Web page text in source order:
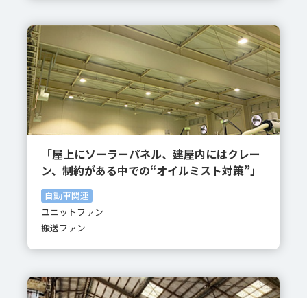
「屋上にソーラーパネル、建屋内にはクレー
ン、制約がある中での“オイルミスト対策”」
自動車関連
ユニットファン
搬送ファン